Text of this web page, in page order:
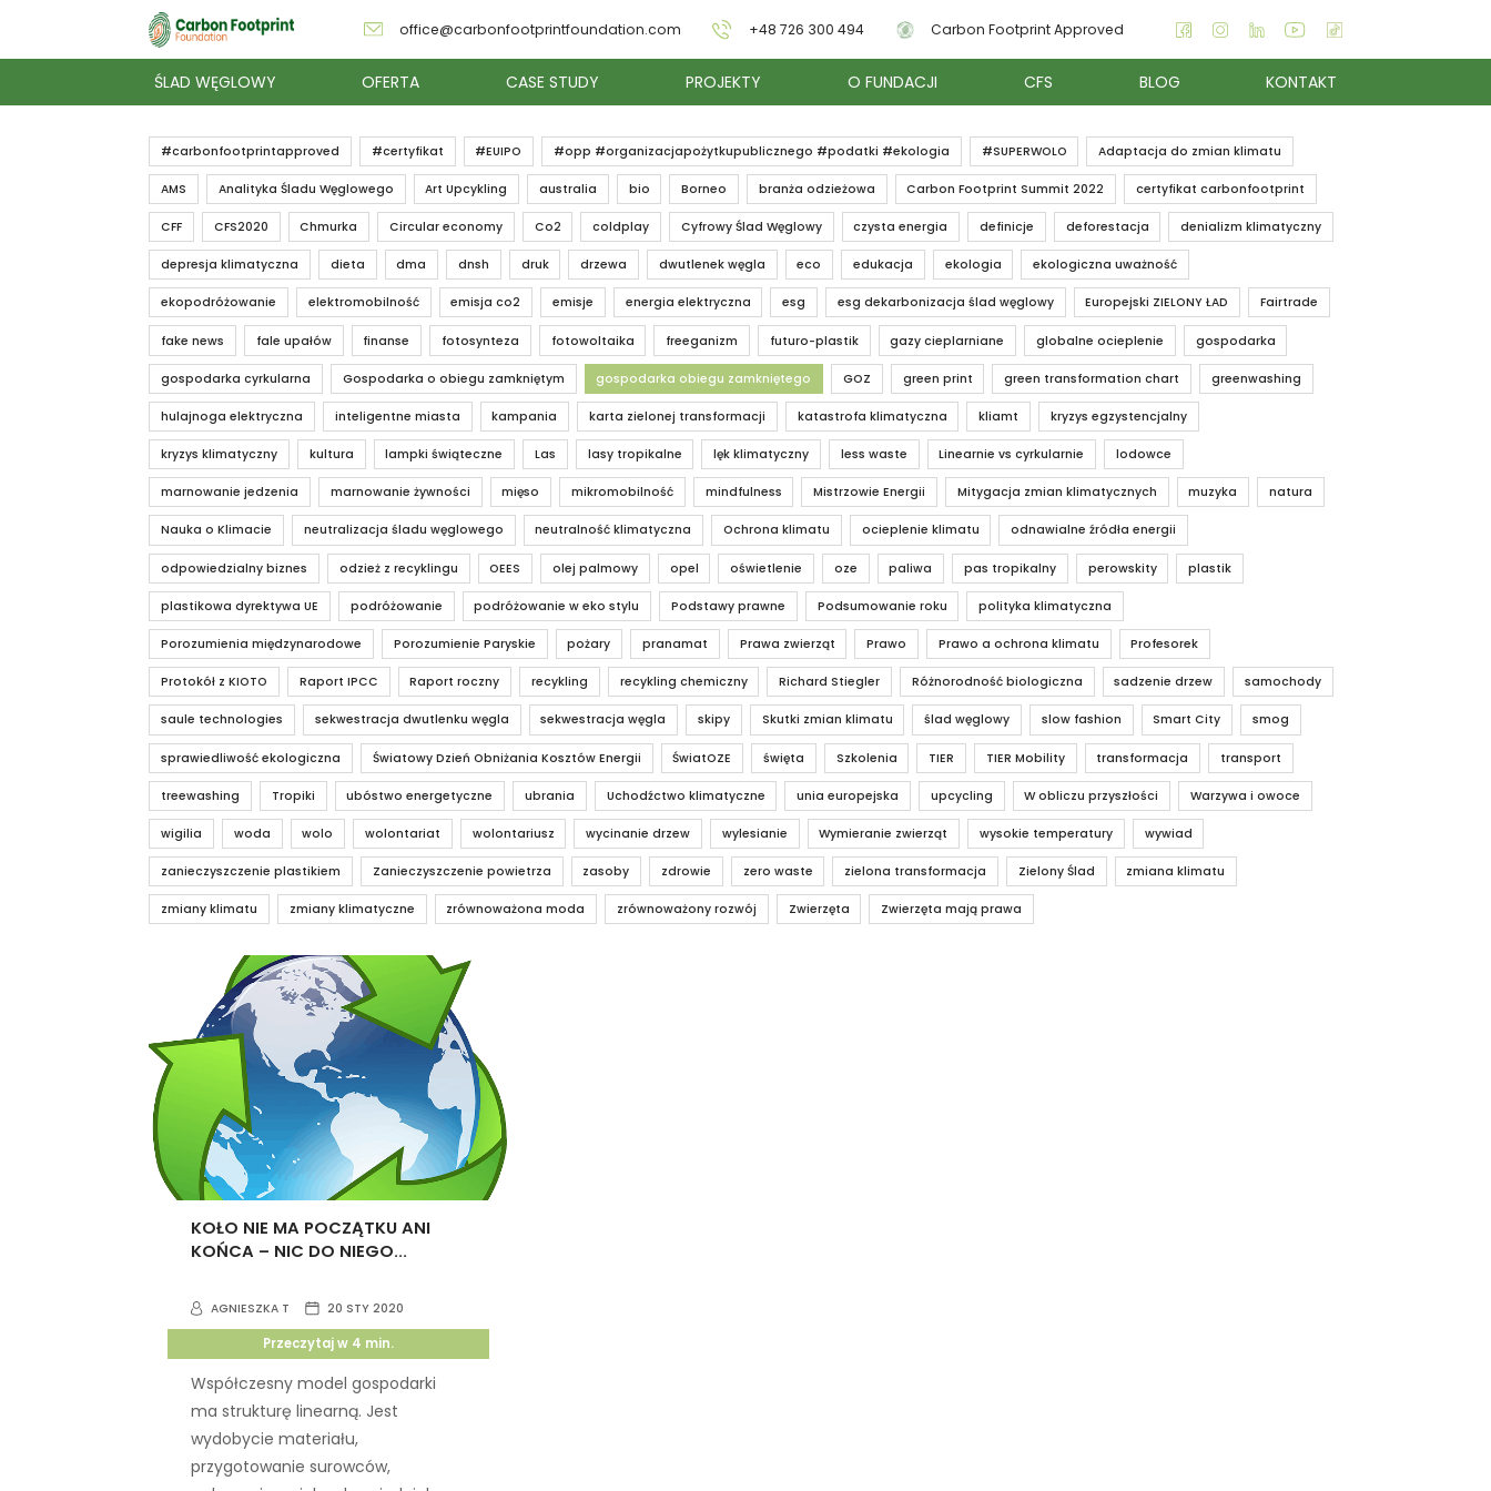
office@carbonfootprintfoundation.com +48 726 300 494 Carbon Footprint Approved
ŚLAD WĘGLOWY OFERTA CASE STUDY PROJEKTY O FUNDACJI CFS BLOG KONTAKT
#carbonfootprintapproved #certyfikat #EUIPO #opp #organizacjapożytkupublicznego #podatki #ekologia #SUPERWOLO Adaptacja do zmian klimatu
AMS Analityka Śladu Węglowego Art Upcykling australia bio Borneo branża odzieżowa Carbon Footprint Summit 2022 certyfikat carbonfootprint
CFF CFS2020 Chmurka Circular economy Co2 coldplay Cyfrowy Ślad Węglowy czysta energia definicje deforestacja denializm klimatyczny
depresja klimatyczna dieta dma dnsh druk drzewa dwutlenek węgla eco edukacja ekologia ekologiczna uważność
ekopodróżowanie elektromobilność emisja co2 emisje energia elektryczna esg esg dekarbonizacja ślad węglowy Europejski ZIELONY ŁAD Fairtrade
fake news fale upałów finanse fotosynteza fotowoltaika freeganizm futuro-plastik gazy cieplarniane globalne ocieplenie gospodarka
gospodarka cyrkularna Gospodarka o obiegu zamkniętym gospodarka obiegu zamkniętego GOZ green print green transformation chart greenwashing
hulajnoga elektryczna inteligentne miasta kampania karta zielonej transformacji katastrofa klimatyczna kliamt kryzys egzystencjalny
kryzys klimatyczny kultura lampki świąteczne Las lasy tropikalne lęk klimatyczny less waste Linearnie vs cyrkularnie lodowce
marnowanie jedzenia marnowanie żywności mięso mikromobilność mindfulness Mistrzowie Energii Mitygacja zmian klimatycznych muzyka natura
Nauka o Klimacie neutralizacja śladu węglowego neutralność klimatyczna Ochrona klimatu ocieplenie klimatu odnawialne źródła energii
odpowiedzialny biznes odzież z recyklingu OEES olej palmowy opel oświetlenie oze paliwa pas tropikalny perowskity plastik
plastikowa dyrektywa UE podróżowanie podróżowanie w eko stylu Podstawy prawne Podsumowanie roku polityka klimatyczna
Porozumienia międzynarodowe Porozumienie Paryskie pożary pranamat Prawa zwierząt Prawo Prawo a ochrona klimatu Profesorek
Protokół z KIOTO Raport IPCC Raport roczny recykling recykling chemiczny Richard Stiegler Różnorodność biologiczna sadzenie drzew samochody
saule technologies sekwestracja dwutlenku węgla sekwestracja węgla skipy Skutki zmian klimatu ślad węglowy slow fashion Smart City smog
sprawiedliwość ekologiczna Światowy Dzień Obniżania Kosztów Energii ŚwiatOZE święta Szkolenia TIER TIER Mobility transformacja transport
treewashing Tropiki ubóstwo energetyczne ubrania Uchodźctwo klimatyczne unia europejska upcycling W obliczu przyszłości Warzywa i owoce
wigilia woda wolo wolontariat wolontariusz wycinanie drzew wylesianie Wymieranie zwierząt wysokie temperatury wywiad
zanieczyszczenie plastikiem Zanieczyszczenie powietrza zasoby zdrowie zero waste zielona transformacja Zielony Ślad zmiana klimatu
zmiany klimatu zmiany klimatyczne zrównoważona moda zrównoważony rozwój Zwierzęta Zwierzęta mają prawa
KOŁO NIE MA POCZĄTKU ANI
KOŃCA – NIC DO NIEGO...
AGNIESZKA T 20 STY 2020
Przeczytaj w 4 min.
Współczesny model gospodarki
ma strukturę linearną. Jest
wydobycie materiału,
przygotowanie surowców,